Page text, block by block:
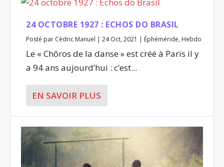
24 OCTOBRE 1927 : ECHOS DO BRASIL
Posté par Cédric Manuel |24 Oct, 2021 | Éphéméride, Hebdo
Le « Chôros de la danse » est créé à Paris il y
a 94 ans aujourd’hui : c’est...
EN SAVOIR PLUS